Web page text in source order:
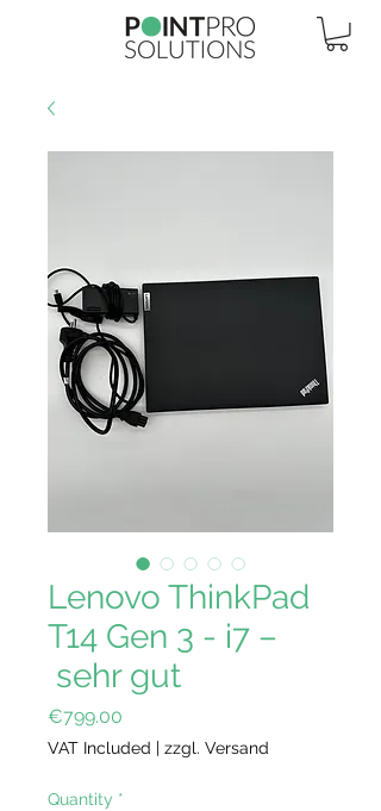
Lenovo ThinkPad
T14 Gen 3 - i7 –
sehr gut
€799.00
VAT Included | zzgl. Versand
Quantity *